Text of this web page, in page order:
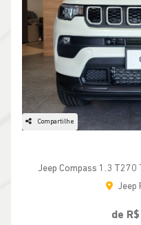
Compartilhe
Jeep Compass 1.3
Jeep
de